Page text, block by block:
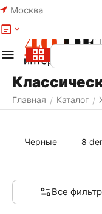
Москва
Главная / Каталог /
Черные 8
Все